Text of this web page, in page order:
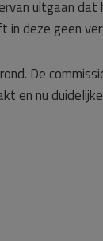
uitgaan
in deze geen
De
en nu